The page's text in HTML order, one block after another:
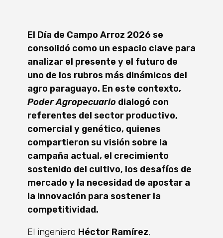
El Día de Campo Arroz 2026 se
consolidó como un espacio clave para
analizar el presente y el futuro de
uno de los rubros más dinámicos del
agro paraguayo. En este contexto,
Poder Agropecuario dialogó con
referentes del sector productivo,
comercial y genético, quienes
compartieron su visión sobre la
campaña actual, el crecimiento
sostenido del cultivo, los desafíos de
mercado y la necesidad de apostar a
la innovación para sostener la
competitividad.
El ingeniero Héctor Ramírez,